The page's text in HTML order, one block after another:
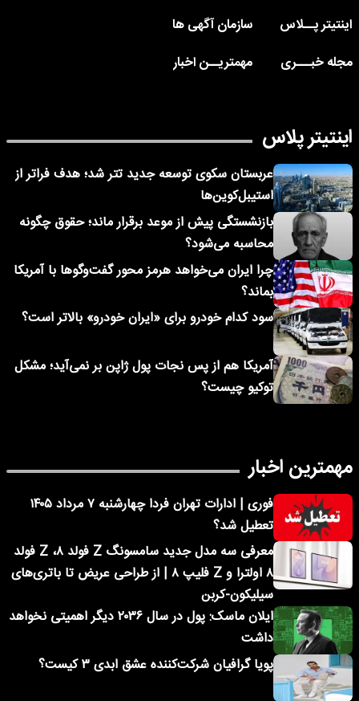
اینتیتر پــلاس
سازمان آگهی ها
مجله خبـــری
مهمتریــن اخبار
اینتیتر پلاس
عربستان سکوی توسعه جدید تتر شد؛ هدف فراتر از
استیبل‌کوین‌ها
بازنشستگی پیش از موعد برقرار ماند؛ حقوق چگونه
محاسبه می‌شود؟
چرا ایران می‌خواهد هرمز محور گفت‌وگوها با آمریکا
بماند؟
سود کدام خودرو برای «ایران خودرو» بالاتر است؟
آمریکا هم از پس نجات پول ژاپن بر نمی‌آید؛ مشکل
توکیو چیست؟
مهمترین اخبار
فوری | ادارات تهران فردا چهارشنبه ۷ مرداد ۱۴۰۵
تعطیل شد؟
معرفی سه مدل جدید سامسونگ Z فولد ۸، Z فولد
۸ اولترا و Z فلیپ ۸ | از طراحی عریض تا باتری‌های
سیلیکون-کربن
ایلان ماسک: پول در سال ۲۰۳۶ دیگر اهمیتی نخواهد
داشت
پویا گرافیان شرکت‌کننده عشق ابدی ۳ کیست؟